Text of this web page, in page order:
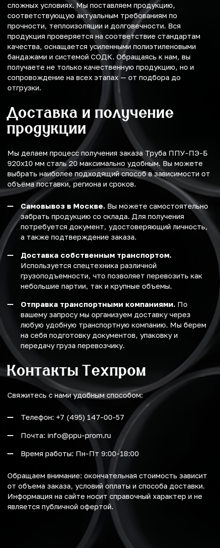
сложных условиях. Мы поставляем продукцию,
соответствующую актуальным требованиям по
прочности, теплоизоляции и долговечности. Вся
продукция проверяется на соответствие стандартам
качества, оснащается усиленными полиэтиленовыми
бандажами и системой СОДК. Обращаясь к нам, вы
получаете не только качественную продукцию, но и
сопровождение на всех этапах — от подбора до
отгрузки.
Доставка и получение
продукции
Мы делаем процесс получения заказа Труба ППУ-ПЭ-Б
920х10 мм сталь 20 максимально удобным. Вы можете
выбрать наиболее подходящий способ в зависимости от
объёма поставки, региона и сроков.
Самовывоз в Москве. Вы можете самостоятельно
забрать продукцию со склада. Для получения
потребуется документ, удостоверяющий личность,
а также подтверждение заказа.
Доставка собственным транспортом.
Используется спецтехника различной
грузоподъемности, что позволяет перевозить как
небольшие партии, так и крупные объемы.
Отправка транспортными компаниями. По
вашему запросу мы организуем доставку через
любую удобную транспортную компанию. Мы берем
на себя подготовку документов, упаковку и
передачу груза перевозчику.
Контакты Техпром
Свяжитесь с нами удобным способом:
Телефон: +7 (495) 147-00-57
Почта: info@ppu-prom.ru
Время работы: Пн-Пт 9:00-18:00
Обращаем внимание: окончательная стоимость зависит
от объема заказа, условий оплаты и способа доставки.
Информация на сайте носит справочный характер и не
является публичной офертой.